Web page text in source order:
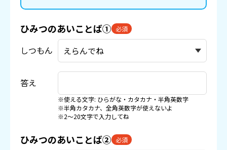
ひみつのあいことば① 必須
しつもん
答え
※使える文字: ひらがな・カタカナ・半角英数字
※半角カタカナ、全角英数字が使えないよ
※2〜20文字で入力してね
ひみつのあいことば② 必須